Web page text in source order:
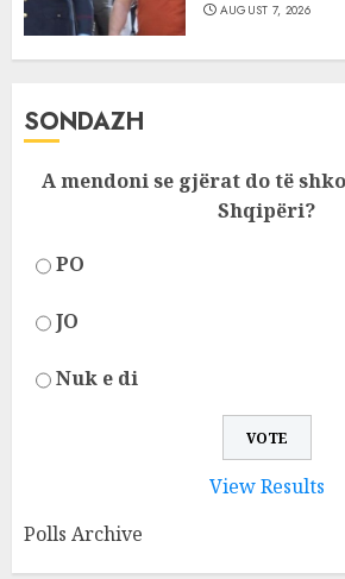
AUGUST 7, 2026
SONDAZH
A mendoni se gjërat do të
Shqipëri?
PO
JO
Nuk e di
View Results
Polls Archive